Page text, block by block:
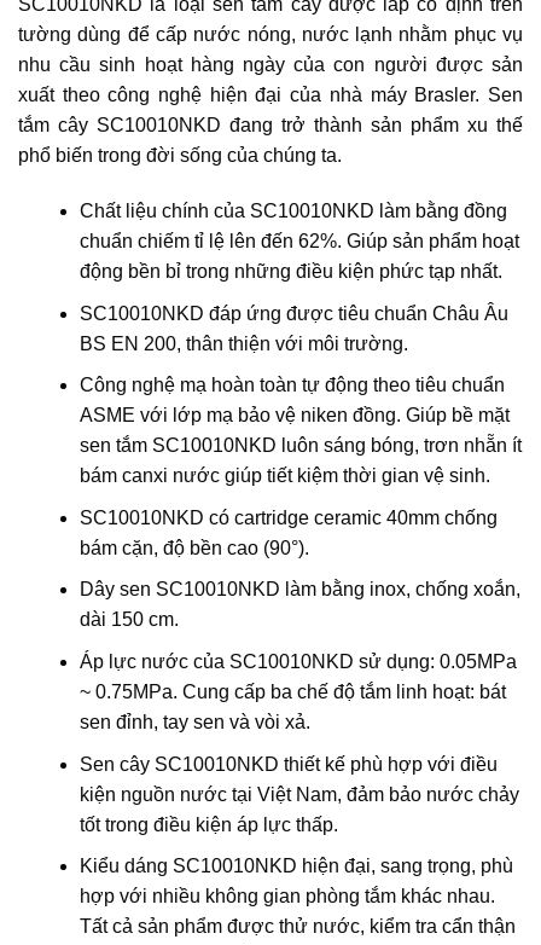
SC10010NKD là loại sen tắm cây được lắp cố định trên
tường dùng để cấp nước nóng, nước lạnh nhằm phục vụ
nhu cầu sinh hoạt hàng ngày của con người được sản
xuất theo công nghệ hiện đại của nhà máy Brasler. Sen
tắm cây SC10010NKD đang trở thành sản phẩm xu thế
phổ biến trong đời sống của chúng ta.
Chất liệu chính của SC10010NKD làm bằng đồng
chuẩn chiếm tỉ lệ lên đến 62%. Giúp sản phẩm hoạt
động bền bỉ trong những điều kiện phức tạp nhất.
SC10010NKD đáp ứng được tiêu chuẩn Châu Âu
BS EN 200, thân thiện với môi trường.
Công nghệ mạ hoàn toàn tự động theo tiêu chuẩn
ASME với lớp mạ bảo vệ niken đồng. Giúp bề mặt
sen tắm SC10010NKD luôn sáng bóng, trơn nhẵn ít
bám canxi nước giúp tiết kiệm thời gian vệ sinh.
SC10010NKD có cartridge ceramic 40mm chống
bám cặn, độ bền cao (90°).
Dây sen SC10010NKD làm bằng inox, chống xoắn,
dài 150 cm.
Áp lực nước của SC10010NKD sử dụng: 0.05MPa
~ 0.75MPa. Cung cấp ba chế độ tắm linh hoạt: bát
sen đỉnh, tay sen và vòi xả.
Sen cây SC10010NKD thiết kế phù hợp với điều
kiện nguồn nước tại Việt Nam, đảm bảo nước chảy
tốt trong điều kiện áp lực thấp.
Kiểu dáng SC10010NKD hiện đại, sang trọng, phù
hợp với nhiều không gian phòng tắm khác nhau.
Tất cả sản phẩm được thử nước, kiểm tra cẩn thận